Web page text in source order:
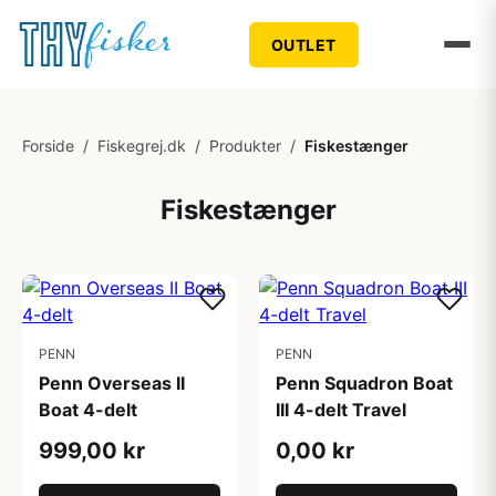
OUTLET
Forside / Fiskegrej.dk / Produkter / Fiskestænger
Fiskestænger
PENN
Penn Overseas II
Boat 4-delt
999,00 kr
PENN
Penn Squadron Boat
III 4-delt Travel
0,00 kr